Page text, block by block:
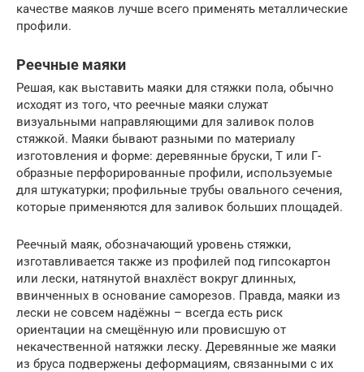
качестве маяков лучше всего применять металлические
профили.
Реечные маяки
Решая, как выставить маяки для стяжки пола, обычно
исходят из того, что реечные маяки служат
визуальными направляющими для заливок полов
стяжкой. Маяки бывают разными по материалу
изготовления и форме: деревянные бруски, Т или Г-
образные перфорированные профили, используемые
для штукатурки; профильные трубы овального сечения,
которые применяются для заливок больших площадей.
Реечный маяк, обозначающий уровень стяжки,
изготавливается также из профилей под гипсокартон
или лески, натянутой внахлёст вокруг длинных,
ввинченных в основание саморезов. Правда, маяки из
лески не совсем надёжны – всегда есть риск
ориентации на смещённую или провисшую от
некачественной натяжки леску. Деревянные же маяки
из бруса подвержены деформациям, связанными с их